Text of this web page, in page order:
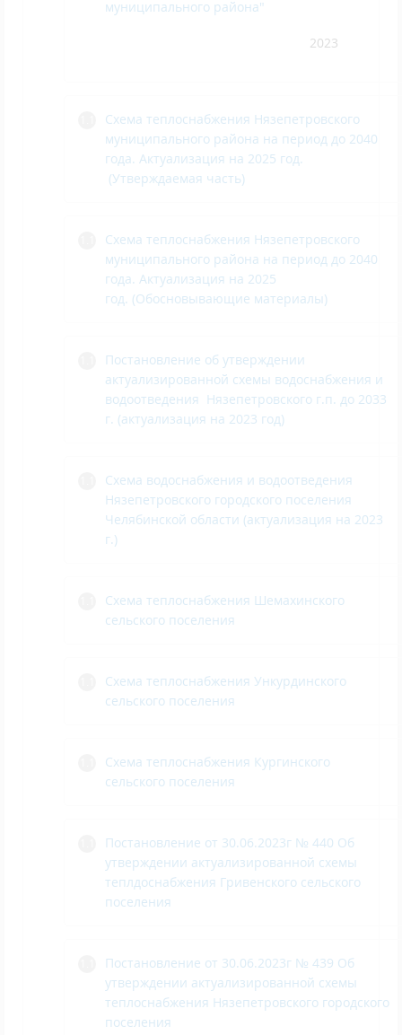
муниципального района"
2023
Схема теплоснабжения Нязепетровского
муниципального района на период до 2040
года. Актуализация на 2025 год.
(Утверждаемая часть)
Схема теплоснабжения Нязепетровского
муниципального района на период до 2040
года. Актуализация на 2025
год. (Обосновывающие материалы)
Постановление об утверждении
актуализированной схемы водоснабжения и
водоотведения Нязепетровского г.п. до 2033
г. (актуализация на 2023 год)
Схема водоснабжения и водоотведения
Нязепетровского городского поселения
Челябинской области (актуализация на 2023
г.)
Схема теплоснабжения Шемахинского
сельского поселения
Схема теплоснабжения Ункурдинского
сельского поселения
Схема теплоснабжения Кургинского
сельского поселения
Постановление от 30.06.2023г № 440 Об
утверждении актуализированной схемы
теплдоснабжения Гривенского сельского
поселения
Постановление от 30.06.2023г № 439 Об
утверждении актуализированной схемы
теплоснабжения Нязепетровского городского
поселения